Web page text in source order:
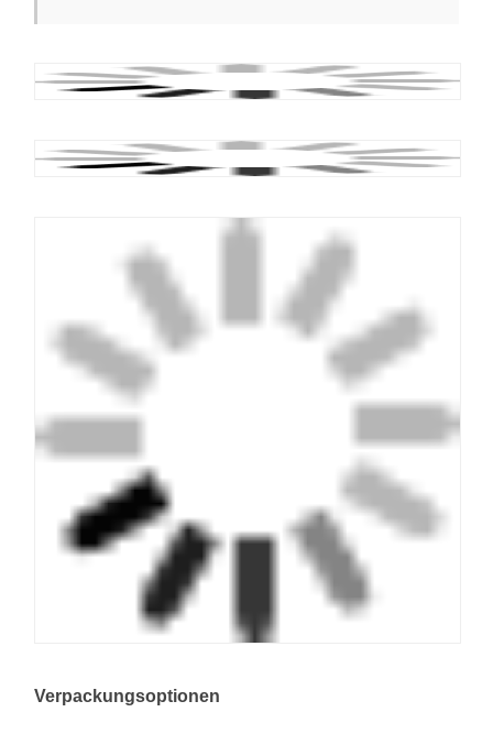
Verpackungsoptionen